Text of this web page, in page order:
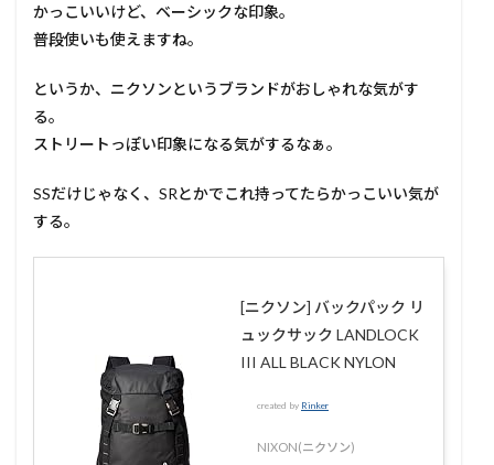
かっこいいけど、ベーシックな印象。
普段使いも使えますね。
というか、ニクソンというブランドがおしゃれな気がす
る。
ストリートっぽい印象になる気がするなぁ。
SSだけじゃなく、SRとかでこれ持ってたらかっこいい気が
する。
[ニクソン] バックパック リ
ュックサック LANDLOCK
III ALL BLACK NYLON
created by Rinker
NIXON(ニクソン)